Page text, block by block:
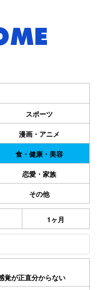
スポーツ
漫画・アニメ
食・健康・美容
恋愛・家族
その他
1ヶ月
覚が正直分からない